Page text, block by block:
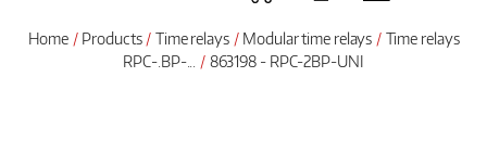
Home Products Time relays Modular time relays
Time relays
RPC-.BP-...
863198 - RPC-2BP-UNI